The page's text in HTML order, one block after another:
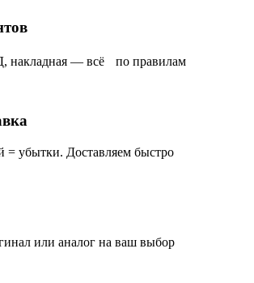
накладная — всё по правилам
= убытки. Доставляем быстро
или аналог на ваш выбор